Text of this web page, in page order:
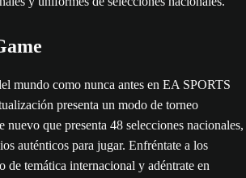
mundo como nunca antes en EA SPORTS
presenta un modo de torneo
nuevo que presenta 48 selecciones nacionales,
auténticos para jugar. Enfréntate a los
de temática internacional y adéntrate en